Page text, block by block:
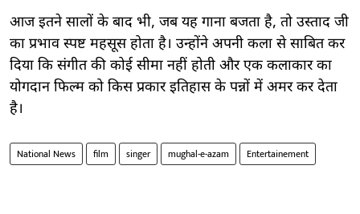
आज इतने सालों के बाद भी, जब यह गाना बजता है, तो उस्ताद जी
का प्रभाव स्पष्ट महसूस होता है। उन्होंने अपनी कला से साबित कर
दिया कि संगीत की कोई सीमा नहीं होती और एक कलाकार का
योगदान फिल्म को किस प्रकार इतिहास के पन्नों में अमर कर देता
है।
National News film singer mughal-e-azam Entertainement